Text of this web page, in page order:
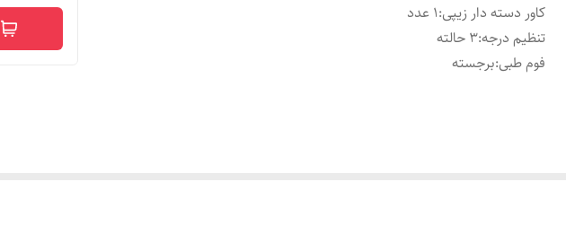
کاور دسته دار زیپی:1 عدد
تنظیم درجه:3 حالته
فوم طبی:برجسته